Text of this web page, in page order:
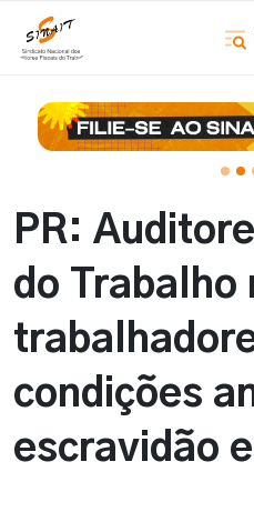
PR:
do Trabalho
condições
escravidão